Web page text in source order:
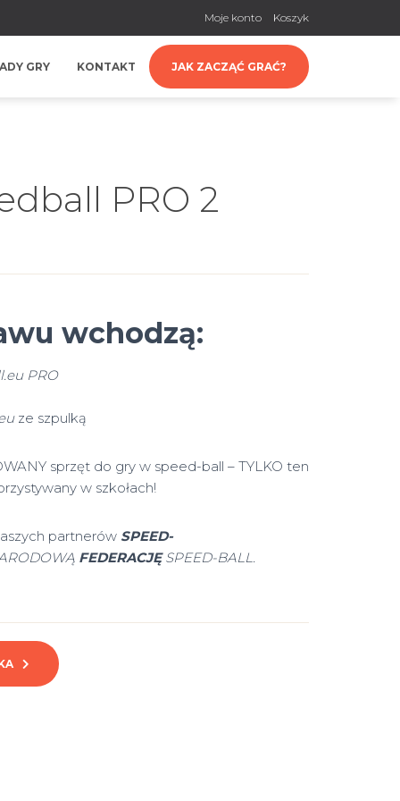
Moje konto Koszyk
GRY KONTAKT JAK ZACZĄĆ GRAĆ?
PRO 2
wchodzą:
PRO
ze szpulką
sprzęt do gry w speed-ball – TYLKO ten
w szkołach!
partnerów SPEED-
FEDERACJĘ SPEED-BALL.